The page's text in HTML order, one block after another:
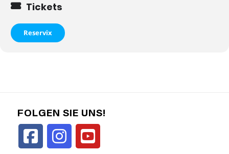
Tickets
Reservix
FOLGEN SIE UNS!